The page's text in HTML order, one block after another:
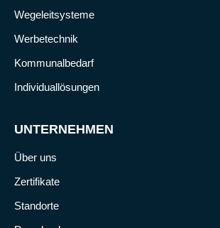
Wegeleitsysteme
Werbetechnik
Kommunalbedarf
Individuallösungen
UNTERNEHMEN
Über uns
Zertifikate
Standorte